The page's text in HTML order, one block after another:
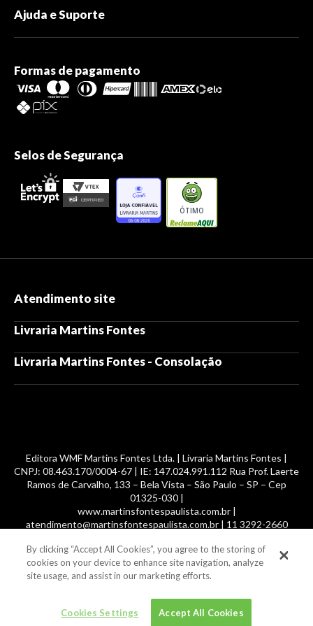
Ajuda e Suporte
Formas de pagamento
Selos de Segurança
ÓTIMO
Atendimento site
Livraria Martins Fontes
Livraria Martins Fontes - Consolação
Editora WMF Martins Fontes Ltda. | Livraria Martins Fontes |
CNPJ: 08.463.170/0004-67 | IE: 147.024.991.112 Rua Prof. Laerte
Ramos de Carvalho, 133 – Bela Vista – São Paulo – SP – Cep
01325-030 |
www.martinsfontespaulista.com.br |
atendimento@martinsfontespaulista.com.br | 11 3292-2660
© 2014 -2026, MartinsFontes livros nacionais e importados,
com mais de 700 mil títulos. Todos os direitos reservados.
By clicking “Accept All Cookies”, you agree to the storing of
cookies on your device to enhance site navigation, analyze
site usage, and assist in our marketing efforts.
Cookies Settings Accept All Cookies